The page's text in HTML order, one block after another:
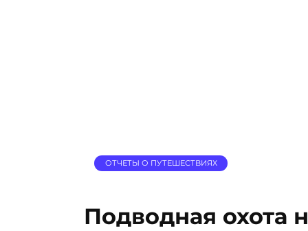
ОТЧЕТЫ О ПУТЕШЕСТВИЯХ
Подводная охота